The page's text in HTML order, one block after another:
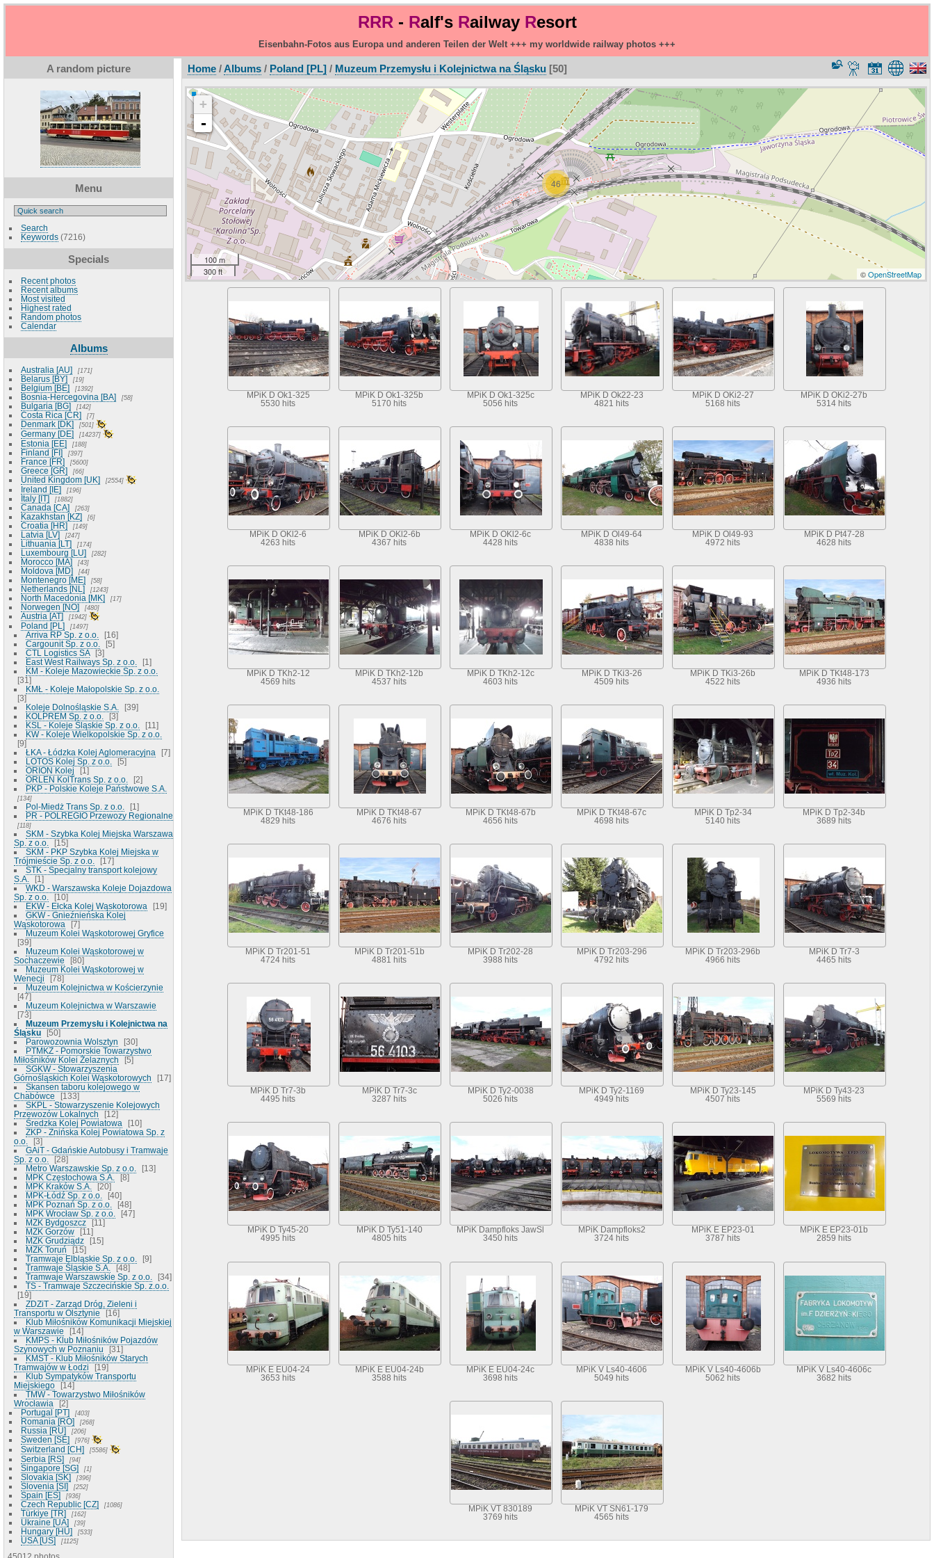
RRR - Ralf's Railway Resort
Eisenbahn-Fotos aus Europa und anderen Teilen der Welt +++ my worldwide railway photos +++
A random picture
Menu
Search
Keywords(7216)
Specials
Recent photos
Recent albums
Most visited
Highest rated
Random photos
Calendar
Albums
Australia [AU] 171
Belarus [BY] 19
Belgium [BE] 1392
Bosnia-Hercegovina [BA] 58
Bulgaria [BG] 142
Costa Rica [CR] 7
Denmark [DK] 501
Germany [DE] 14237
Estonia [EE] 188
Finland [FI] 397
France [FR] 5600
Greece [GR] 66
United Kingdom [UK] 2554
Ireland [IE] 196
Italy [IT] 1882
Canada [CA] 263
Kazakhstan [KZ] 6
Croatia [HR] 149
Latvia [LV] 247
Lithuania [LT] 174
Luxembourg [LU] 282
Morocco [MA] 43
Moldova [MD] 44
Montenegro [ME] 58
Netherlands [NL] 1243
North Macedonia [MK] 17
Norwegen [NO] 480
Austria [AT] 1942
Poland [PL] 1497
Arriva RP Sp. z o.o.
16
Cargounit Sp. z o.o.
5
CTL Logistics SA
3
East West Railways Sp. z o.o.
1
KM - Koleje Mazowieckie Sp. z o.o.
31
KMŁ - Koleje Małopolskie Sp. z o.o.
3
Koleje Dolnośląskie S.A.
39
KOLPREM Sp. z o.o.
3
KSL - Koleje Śląskie Sp. z o.o.
11
KW - Koleje Wielkopolskie Sp. z o.o.
9
ŁKA - Łódzka Kolej Aglomeracyjna
7
LOTOS Kolej Sp. z o.o.
5
ORION Kolej
1
ORLEN KolTrans Sp. z o.o.
2
PKP - Polskie Koleje Państwowe S.A.
134
Pol-Miedż Trans Sp. z o.o.
1
PR - POLREGIO Przewozy Regionalne
118
SKM - Szybka Kolej Miejska Warszawa
Sp. z o.o.
15
SKM - PKP Szybka Kolej Miejska w
Trójmieście Sp. z o.o.
17
STK - Specjalny transport kolejowy
S.A.
1
WKD - Warszawska Koleje Dojazdowa
Sp. z o.o.
10
EKW - Ełcka Kolej Wąskotorowa
19
GKW - Gnieźnieńska Kolej
Wąskotorowa
7
Muzeum Kolei Wąskotorowej Gryfice
39
Muzeum Kolei Wąskotorowej w
Sochaczewie
80
Muzeum Kolei Wąskotorowej w
Wenecji
78
Muzeum Kolejnictwa w Kościerzynie
47
Muzeum Kolejnictwa w Warszawie
73
Muzeum Przemysłu i Kolejnictwa na
Śląsku
50
Parowozownia Wolsztyn
30
PTMKŻ - Pomorskie Towarzystwo
Miłośników Kolei Żelaznych
5
SGKW - Stowarzyszenia
Górnośląskich Kolei Wąskotorowych
17
Skansen taboru kolejowego w
Chabówce
133
SKPL - Stowarzyszenie Kolejowych
Przewozów Lokalnych
12
Średzka Kolej Powiatowa
10
ZKP - Żnińska Kolej Powiatowa Sp. z
o.o.
3
GAiT - Gdańskie Autobusy i Tramwaje
Sp. z o.o.
28
Metro Warszawskie Sp. z o.o.
13
MPK Częstochowa S.A.
8
MPK Kraków S.A.
20
MPK-Łódź Sp. z o.o.
40
MPK Poznań Sp. z o.o.
48
MPK Wrocław Sp. z o.o.
47
MZK Bydgoszcz
11
MZK Gorzów
11
MZK Grudziądz
15
MZK Toruń
15
Tramwaje Elbląskie Sp. z o.o.
9
Tramwaje Śląskie S.A.
48
Tramwaje Warszawskie Sp. z o.o.
34
TS - Tramwaje Szczecińskie Sp. z.o.o.
19
ZDZiT - Zarząd Dróg, Zieleni i
Transportu w Olsztynie
16
Klub Miłośników Komunikacji Miejskiej
w Warszawie
14
KMPS - Klub Miłośników Pojazdów
Szynowych w Poznaniu
31
KMST - Klub Miłośników Starych
Tramwajów w Łodzi
19
Klub Sympatyków Transportu
Miejskiego
14
TMW - Towarzystwo Miłośników
Wrocławia
2
Portugal [PT]
403
Romania [RO] 268
Russia [RU] 206
Sweden [SE] 976
Switzerland [CH] 5586
Serbia [RS] 94
Singapore [SG] 1
Slovakia [SK] 396
Slovenia [SI] 252
Spain [ES] 936
Czech Republic [CZ] 1086
Türkiye [TR] 162
Ukraine [UA] 39
Hungary [HU] 533
USA [US] 1125
Home/Albums/ Poland [PL]/ Muzeum Przemysłu i Kolejnictwa na Śląsku 50
46
+
-
100 m
300 ft
©OpenStreetMap
MPiK D Ok1-325
5530 hits
MPiK D Ok1-325b
5170 hits
MPiK D Ok1-325c
5056 hits
MPiK D Ok22-23
4821 hits
MPiK D OKi2-27
5168 hits
MPiK D OKi2-27b
5314 hits
MPiK D OKl2-6
4263 hits
MPiK D OKl2-6b
4367 hits
MPiK D OKl2-6c
4428 hits
MPiK D Ol49-64
4838 hits
MPiK D Ol49-93
4972 hits
MPiK D Pt47-28
4628 hits
MPiK D TKh2-12
4569 hits
MPiK D TKh2-12b
4537 hits
MPiK D TKh2-12c
4603 hits
MPiK D TKi3-26
4509 hits
MPiK D TKi3-26b
4522 hits
MPiK D TKt48-173
4936 hits
MPiK D TKt48-186
4829 hits
MPiK D TKt48-67
4676 hits
MPiK D TKt48-67b
4656 hits
MPiK D TKt48-67c
4698 hits
MPiK D Tp2-34
5140 hits
MPiK D Tp2-34b
3689 hits
MPiK D Tr201-51
4724 hits
MPiK D Tr201-51b
4881 hits
MPiK D Tr202-28
3988 hits
MPiK D Tr203-296
4792 hits
MPiK D Tr203-296b
4966 hits
MPiK D Tr7-3
4465 hits
MPiK D Tr7-3b
4495 hits
MPiK D Tr7-3c
3287 hits
MPiK D Ty2-0038
5026 hits
MPiK D Ty2-1169
4949 hits
MPiK D Ty23-145
4507 hits
MPiK D Ty43-23
5569 hits
MPiK D Ty45-20
4995 hits
MPiK D Ty51-140
4805 hits
MPiK Dampfloks JawSl
3450 hits
MPiK Dampfloks2
3724 hits
MPiK E EP23-01
3787 hits
MPiK E EP23-01b
2859 hits
MPiK E EU04-24
3653 hits
MPiK E EU04-24b
3588 hits
MPiK E EU04-24c
3698 hits
MPiK V Ls40-4606
5049 hits
MPiK V Ls40-4606b
5062 hits
MPiK V Ls40-4606c
3682 hits
MPiK VT 830189
3769 hits
MPiK VT SN61-179
4565 hits